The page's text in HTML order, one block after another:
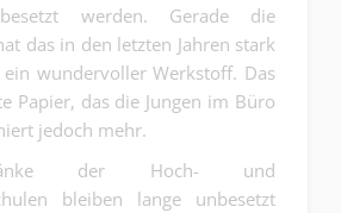
werden. Gerade die
das in den letzten Jahren stark
wundervoller Werkstoff. Das
Papier, das die Jungen im Büro
jedoch mehr.
der Hoch- und
bleiben lange unbesetzt